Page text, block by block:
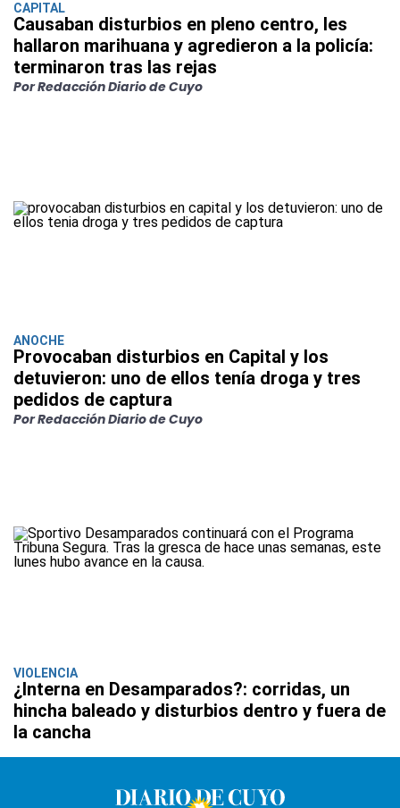
CAPITAL
Causaban disturbios en pleno centro, les
hallaron marihuana y agredieron a la policía:
terminaron tras las rejas
Por Redacción Diario de Cuyo
ANOCHE
Provocaban disturbios en Capital y los
detuvieron: uno de ellos tenía droga y tres
pedidos de captura
Por Redacción Diario de Cuyo
VIOLENCIA
¿Interna en Desamparados?: corridas, un
hincha baleado y disturbios dentro y fuera de
la cancha